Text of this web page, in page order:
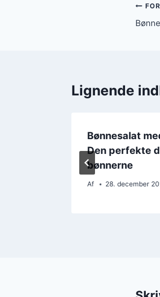
Lignende
Bønnesalat
Den perfekte
bønnerne
Af 28. december